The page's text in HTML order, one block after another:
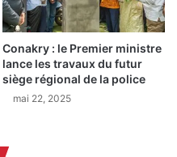
Conakry : le Premier ministre
lance les travaux du futur
siège régional de la police
mai 22, 2025